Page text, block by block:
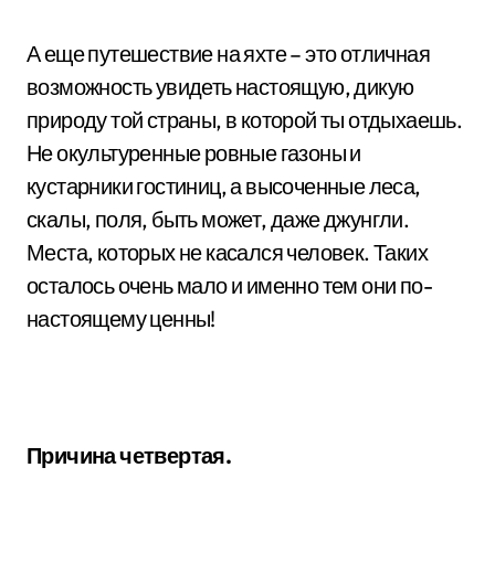
А еще путешествие на яхте – это отличная
возможность увидеть настоящую, дикую
природу той страны, в которой ты отдыхаешь.
Не окультуренные ровные газоны и
кустарники гостиниц, а высоченные леса,
скалы, поля, быть может, даже джунгли.
Места, которых не касался человек. Таких
осталось очень мало и именно тем они по-
настоящему ценны!
Причина четвертая.